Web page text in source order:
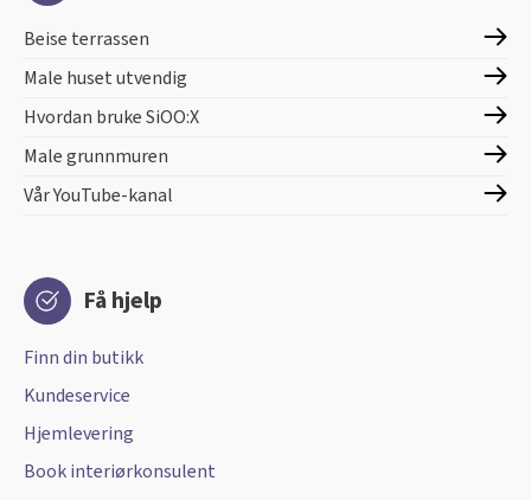
Beise terrassen
Male huset utvendig
Hvordan bruke SiOO:X
Male grunnmuren
Vår YouTube-kanal
Få hjelp
Finn din butikk
Kundeservice
Hjemlevering
Book interiørkonsulent